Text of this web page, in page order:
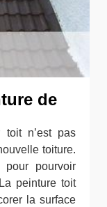
de
n’est pas
toiture.
pourvoir
peinture toit
la surface